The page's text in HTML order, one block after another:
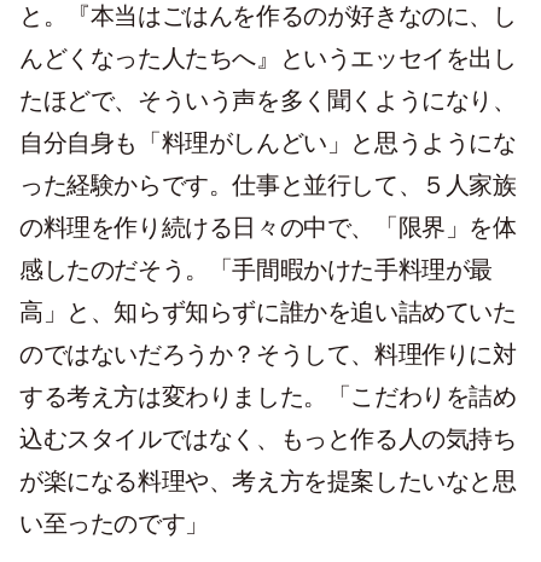
と。『本当はごはんを作るのが好きなのに、し
んどくなった人たちへ』というエッセイを出し
たほどで、そういう声を多く聞くようになり、
自分自身も「料理がしんどい」と思うようにな
った経験からです。仕事と並行して、５人家族
の料理を作り続ける日々の中で、「限界」を体
感したのだそう。「手間暇かけた手料理が最
高」と、知らず知らずに誰かを追い詰めていた
のではないだろうか？そうして、料理作りに対
する考え方は変わりました。「こだわりを詰め
込むスタイルではなく、もっと作る人の気持ち
が楽になる料理や、考え方を提案したいなと思
い至ったのです」